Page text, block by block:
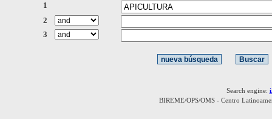
1
2
3
Search engine:
BIREME/OPS/OMS - Centro